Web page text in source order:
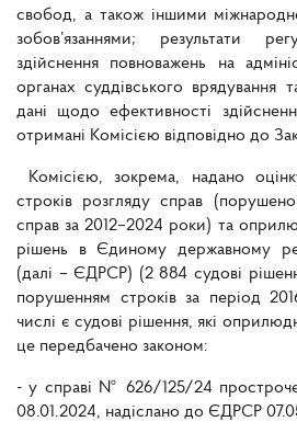
свобод, а також іншими
зобов’язаннями; результати
здійснення повноважень на
органах суддівського врядування
дані щодо ефективності
отримані Комісією відповідно до
Комісією, зокрема, надано
строків розгляду справ
справ за 2012–2024 роки) та
рішень в Єдиному державному
(далі – ЄДРСР) (2 884 судові
порушенням строків за період
числі є судові рішення, які
це передбачено законом:
- у справі № 626/125/24
08.01.2024, надіслано до ЄДРСР